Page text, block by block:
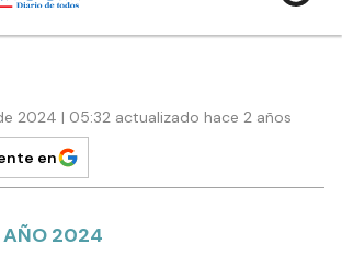
2024 | 05:32 actualizado hace 2 años
en
AÑO 2024